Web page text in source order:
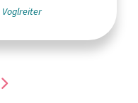
Voglreiter